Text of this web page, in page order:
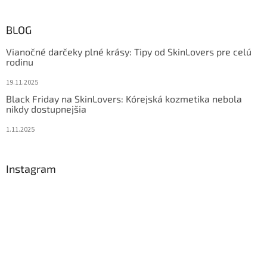
BLOG
Vianočné darčeky plné krásy: Tipy od SkinLovers pre celú
rodinu
19.11.2025
Black Friday na SkinLovers: Kórejská kozmetika nebola
nikdy dostupnejšia
1.11.2025
Instagram